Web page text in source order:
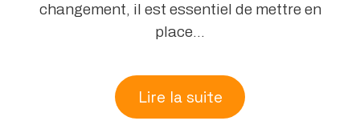
changement, il est essentiel de mettre en
place...
Lire la suite